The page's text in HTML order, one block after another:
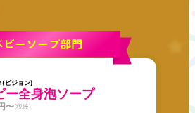
ピジョン)
ー全身泡ソープ
〜(税抜)